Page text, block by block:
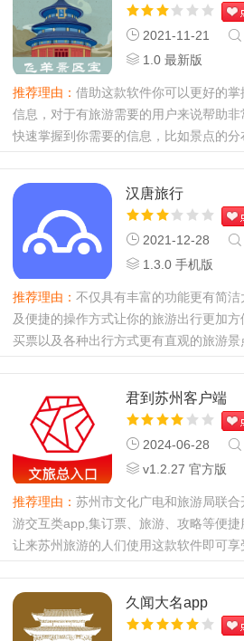
2021-11-21
1.0 最新版
推荐理由： 借助这款软件你可以更好的掌
信息，对于有旅游需要的用户来说帮助非
快速掌握到你需要的信息，比如景点的分
汉唐旅行
2021-12-28
1.3.0 手机版
推荐理由： 不仅具有丰富的功能更有简洁
及便捷的操作方式让你的旅游出行更加
买票以及各种出行方式更有直观的旅游景
君到苏州客户端
2024-06-28
v1.2.27 官方版
推荐理由： 苏州市文化广电和旅游局联合
游交互类app,集订票、旅游、攻略等便捷
让来苏州旅游的人们使用这款软件即可享
久闻大名app